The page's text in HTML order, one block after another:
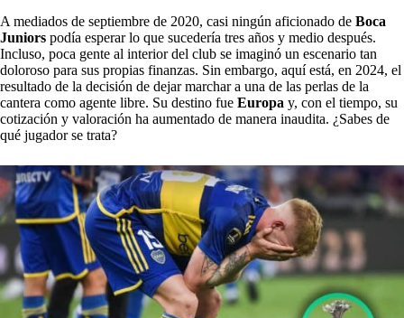
A mediados de septiembre de 2020, casi ningún aficionado de Boca
Juniors podía esperar lo que sucedería tres años y medio después.
Incluso, poca gente al interior del club se imaginó un escenario tan
doloroso para sus propias finanzas. Sin embargo, aquí está, en 2024, el
resultado de la decisión de dejar marchar a una de las perlas de la
cantera como agente libre. Su destino fue Europa y, con el tiempo, su
cotización y valoración ha aumentado de manera inaudita. ¿Sabes de
qué jugador se trata?